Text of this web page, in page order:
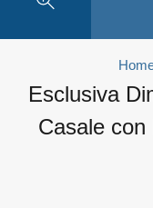
Esclusiva
Casale